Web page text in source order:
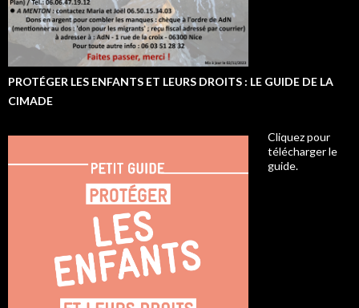
PROTÉGER LES ENFANTS ET LEURS DROITS : LE GUIDE DE LA
CIMADE
Cliquez pour
télécharger le
guide.